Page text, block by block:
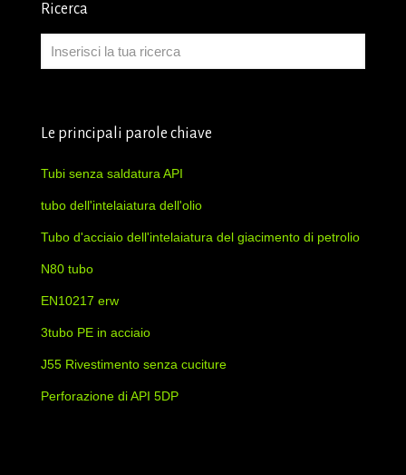
Ricerca
Le principali parole chiave
Tubi senza saldatura API
tubo dell'intelaiatura dell'olio
Tubo d'acciaio dell'intelaiatura del giacimento di petrolio
N80 tubo
EN10217 erw
3tubo PE in acciaio
J55 Rivestimento senza cuciture
Perforazione di API 5DP